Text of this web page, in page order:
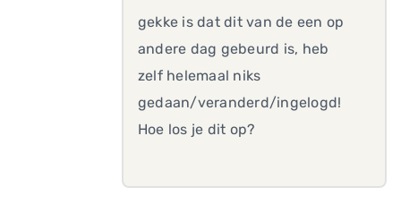
gekke is dat dit van de een op
andere dag gebeurd is, heb
zelf helemaal niks
gedaan/veranderd/ingelogd!
Hoe los je dit op?